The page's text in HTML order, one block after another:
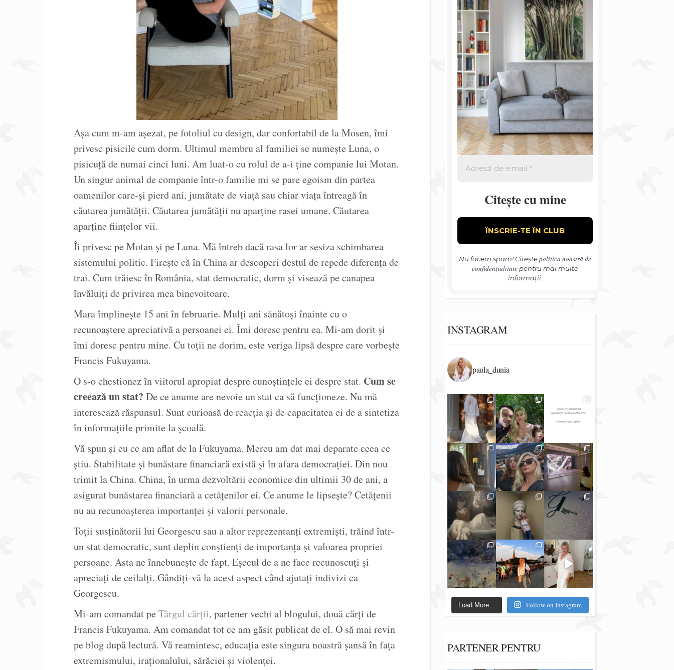
Așa cum m-am așezat, pe fotoliul cu design, dar confortabil de la Mosen, îmi
privesc pisicile cum dorm. Ultimul membru al familiei se numește Luna, o
pisicuță de numai cinci luni. Am luat-o cu rolul de a-i ține companie lui Motan.
Un singur animal de companie într-o familie mi se pare egoism din partea
oamenilor care-și pierd ani, jumătate de viață sau chiar viața întreagă în
căutarea jumătății. Căutarea jumătății nu aparține rasei umane. Căutarea
aparține ființelor vii.
Îi privesc pe Motan și pe Luna. Mă întreb dacă rasa lor ar sesiza schimbarea
sistemului politic. Firește că în China ar descoperi destul de repede diferența de
trai. Cum trăiesc în România, stat democratic, dorm și visează pe canapea
învăluiți de privirea mea binevoitoare.
Mara împlinește 15 ani în februarie. Mulți ani sănătoși înainte cu o
recunoaștere apreciativă a persoanei ei. Îmi doresc pentru ea. Mi-am dorit și
îmi doresc pentru mine. Cu toții ne dorim, este veriga lipsă despre care vorbește
Francis Fukuyama.
O s-o chestionez în viitorul apropiat despre cunoștințele ei despre stat. Cum se
creează un stat? De ce anume are nevoie un stat ca să funcționeze. Nu mă
interesează răspunsul. Sunt curioasă de reacția și de capacitatea ei de a sintetiza
în informațiile primite la școală.
Vă spun și eu ce am aflat de la Fukuyama. Mereu am dat mai deparate ceea ce
știu. Stabilitate și bunăstare financiară există și în afara democrației. Din nou
trimit la China. China, în urma dezvoltării economice din ultimii 30 de ani, a
asigurat bunăstarea financiară a cetățenilor ei. Ce anume le lipsește? Cetățenii
nu au recunoașterea importanței și valorii personale.
Toții susținătorii lui Georgescu sau a altor reprezentanți extremiști, trăind într-
un stat democratic, sunt deplin conștienți de importanța și valoarea propriei
persoane. Asta ne înnebunește de fapt. Eșecul de a ne face recunoscuți și
apreciați de ceilalți. Gândiți-vă la acest aspect când ajutați indivizi ca
Georgescu.
Mi-am comandat pe Târgul cărții, partener vechi al blogului, două cărți de
Francis Fukuyama. Am comandat tot ce am găsit publicat de el. O să mai revin
pe blog după lectură. Vă reamintesc, educația este singura noastră șansă în fața
extremismului, iraționalului, sărăciei și violenței.
Citește cu mine
Nu facem spam! Citeștepolitica noastră de
confidențialitate pentru mai multe
informații.
INSTAGRAM
paula_dunia
Load More... Follow on Instagram
PARTENER PENTRU